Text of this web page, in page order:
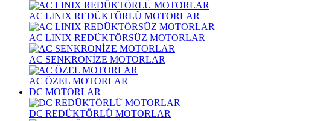
AC LINIX REDÜKTÖRLÜ MOTORLAR
AC LINIX REDÜKTÖRSÜZ MOTORLAR
AC SENKRONİZE MOTORLAR
AC ÖZEL MOTORLAR
DC MOTORLAR
DC REDÜKTÖRLÜ MOTORLAR